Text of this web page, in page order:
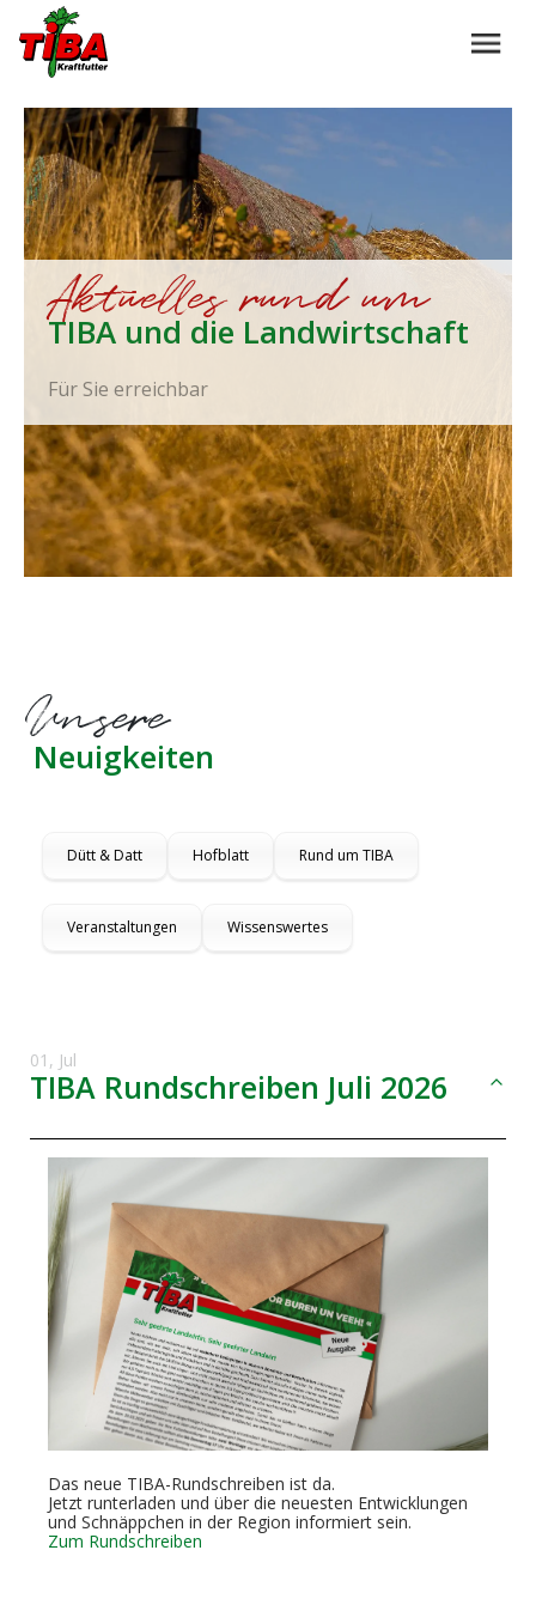
Aktuelles rund um
TIBA und die Landwirtschaft
Für Sie erreichbar
Unsere
Neuigkeiten
Dütt & Datt Hofblatt Rund um TIBA
Veranstaltungen Wissenswertes
01, Jul
TIBA Rundschreiben Juli 2026
Das neue TIBA-Rundschreiben ist da.
Jetzt runterladen und über die neuesten Entwicklungen
und Schnäppchen in der Region informiert sein.
Zum Rundschreiben